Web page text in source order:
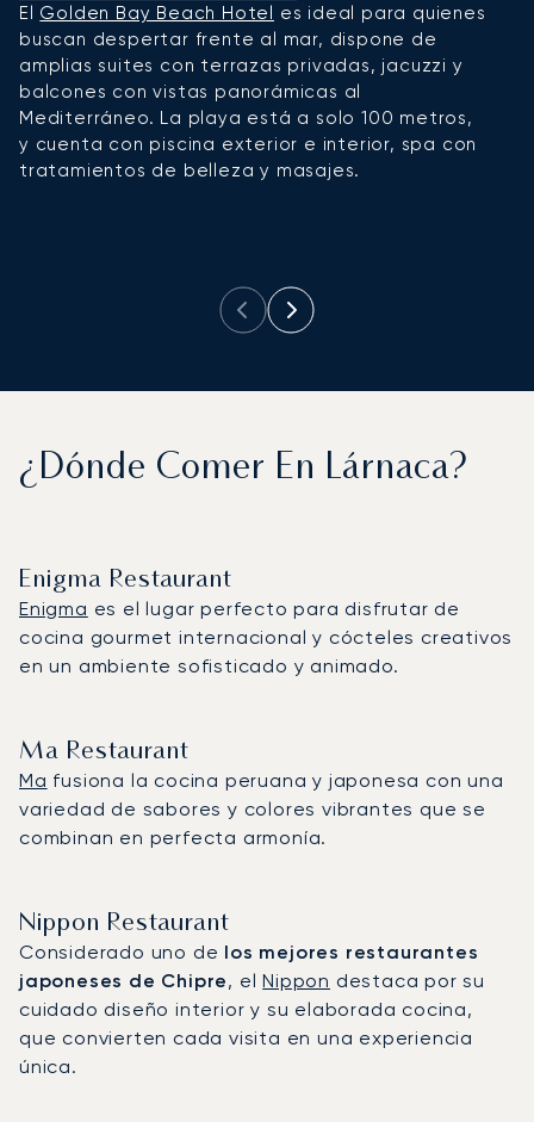
El Golden Bay Beach Hotel es ideal para quienes
buscan despertar frente al mar, dispone de
amplias suites con terrazas privadas, jacuzzi y
balcones con vistas panorámicas al
Mediterráneo. La playa está a solo 100 metros,
y cuenta con piscina exterior e interior, spa con
tratamientos de belleza y masajes.
¿Dónde Comer En Lárnaca?
Enigma Restaurant
Enigma es el lugar perfecto para disfrutar de
cocina gourmet internacional y cócteles creativos
en un ambiente sofisticado y animado.
Ma Restaurant
Ma fusiona la cocina peruana y japonesa con una
variedad de sabores y colores vibrantes que se
combinan en perfecta armonía.
Nippon Restaurant
Considerado uno de los mejores restaurantes
japoneses de Chipre, elNippon destaca por su
cuidado diseño interior y su elaborada cocina,
que convierten cada visita en una experiencia
única.